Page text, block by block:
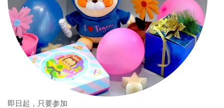
即日起，只要参加